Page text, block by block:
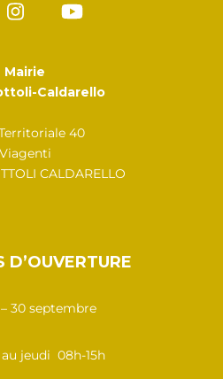
Mairie
Caldarello
40
Viagenti
CALDARELLO
D’OUVERTURE
30 septembre
jeudi 08h-15h